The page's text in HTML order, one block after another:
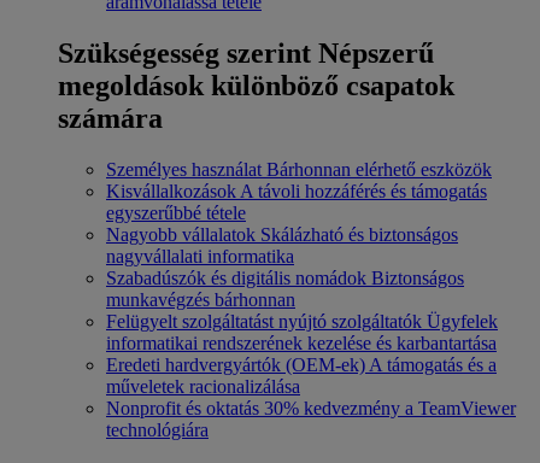
Szükségesség szerint Népszerű
megoldások különböző csapatok
számára
Személyes használat Bárhonnan elérhető eszközök
Kisvállalkozások A távoli hozzáférés és támogatás
egyszerűbbé tétele
Nagyobb vállalatok Skálázható és biztonságos
nagyvállalati informatika
Szabadúszók és digitális nomádok Biztonságos
munkavégzés bárhonnan
Felügyelt szolgáltatást nyújtó szolgáltatók Ügyfelek
informatikai rendszerének kezelése és karbantartása
Eredeti hardvergyártók (OEM-ek) A támogatás és a
műveletek racionalizálása
Nonprofit és oktatás 30% kedvezmény a TeamViewer
technológiára